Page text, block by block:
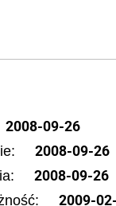
2008-09-26
2008-09-26
2008-09-26
2009-